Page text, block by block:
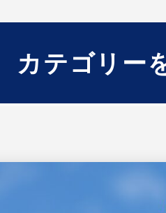
カテゴリー